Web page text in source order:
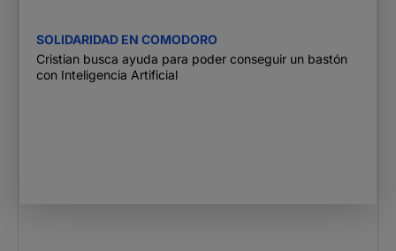
SOLIDARIDAD EN COMODORO
Cristian busca ayuda para poder conseguir un bastón
con Inteligencia Artificial